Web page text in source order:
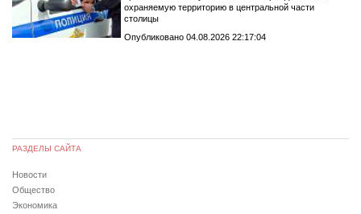
охраняемую территорию в центральной части
столицы
Опубликовано 04.08.2026 22:17:04
РАЗДЕЛЫ САЙТА
Новости
Общество
Экономика